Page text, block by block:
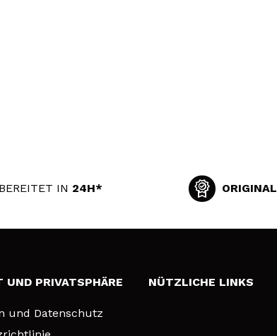
IN 24H* ORIGINAL
UND PRIVATSPHÄRE
und Datenschutz
NÜTZLICHE LINKS